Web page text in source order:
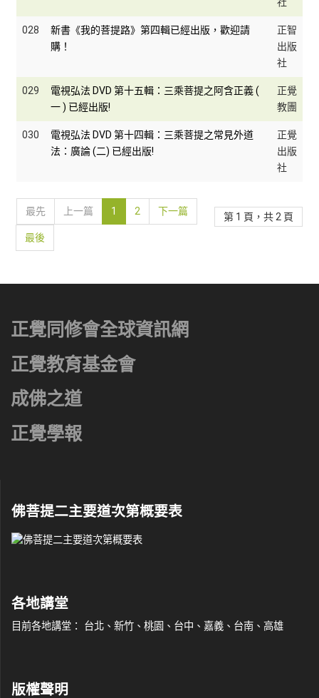
社
028
新書《我的菩提路》第四輯已經出版，歡迎請
購！
正智
出版
社
029
電視弘法 DVD 第十五輯：三乘菩提之阿含正義 (
一 ) 已經出版!
正覺
教團
030
電視弘法 DVD 第十四輯：三乘菩提之常見外道
法：廣論 (二) 已經出版!
正覺
出版
社
第 1 頁，共 2 頁
最先 上一篇 1 2 下一篇
最後
正覺同修會全球資訊網
正覺教育基金會
成佛之道
正覺學報
佛菩提二主要道次第概要表
各地講堂
目前各地講堂： 台北、新竹、桃園、台中、嘉義、台南、高雄
版權聲明